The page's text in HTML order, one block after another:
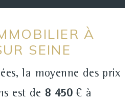
À
SEINE
la moyenne des prix
est de 8 450€ à